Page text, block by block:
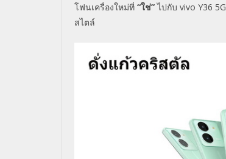
โฟนเครื่องใหม่ที่ “ใช่”ไปกับ vivo Y36 5G
สไตล์